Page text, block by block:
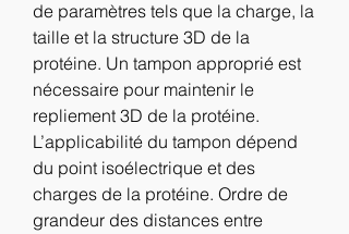
de paramètres tels que la charge, la
taille et la structure 3D de la
protéine. Un tampon approprié est
nécessaire pour maintenir le
repliement 3D de la protéine.
L’applicabilité du tampon dépend
du point isoélectrique et des
charges de la protéine. Ordre de
grandeur des distances entre